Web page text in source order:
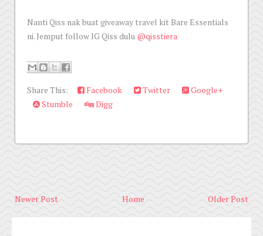
Nanti Qiss nak buat giveaway travel kit Bare Essentials
ni. Jemput follow IG Qiss dulu @qisstiera
Share This: Facebook Twitter
Google+
Stumble
Digg
Newer Post Older Post
Home